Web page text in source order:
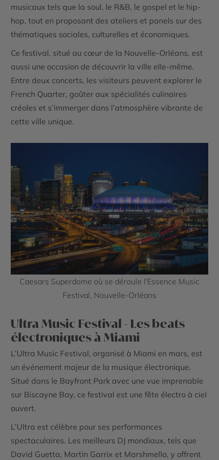
musicaux tels que la soul, le R&B, le gospel et le hip-
hop, tout en proposant des ateliers et panels sur des
thématiques sociales, culturelles et économiques.
Ce festival, situé au cœur de la Nouvelle-Orléans, est
aussi une occasion de découvrir la ville elle-même.
Entre deux concerts, les visiteurs peuvent explorer le
French Quarter, goûter aux spécialités culinaires
créoles et s’immerger dans l’atmosphère vibrante de
cette ville unique.
Caesars Superdome où se déroule l'Essence Music
Festival, Nouvelle-Orléans
Ultra Music Festival - Les beats
électroniques à Miami
L’Ultra Music Festival, organisé à Miami en mars, est
un événement majeur de la musique électronique.
Situé dans le Bayfront Park avec une vue imprenable
sur Biscayne Bay, ce festival est une fête électro à ciel
ouvert.
L’Ultra est célèbre pour ses performances
spectaculaires. Les meilleurs DJ mondiaux, tels que
David Guetta, Martin Garrix et Marshmello, y offrent